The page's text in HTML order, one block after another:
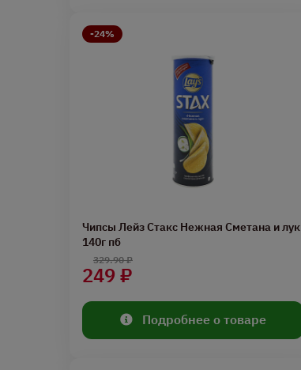
-24%
Чипсы Лейз Стакс Нежная Сметана и лук
140г пб
249 ₽
329.90 ₽
Подробнее о товаре